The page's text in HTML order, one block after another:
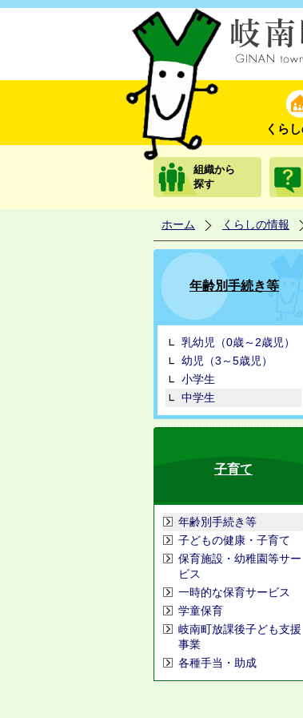
くら
組織から
探す
ホーム くらしの情報
年齢別手続き等
乳幼児（0歳～2歳児）
幼児（3～5歳児）
小学生
中学生
子育て
年齢別手続き等
子どもの健康・子育て
保育施設・幼稚園等サー
ビス
一時的な保育サービス
学童保育
岐南町放課後子ども支援
事業
各種手当・助成